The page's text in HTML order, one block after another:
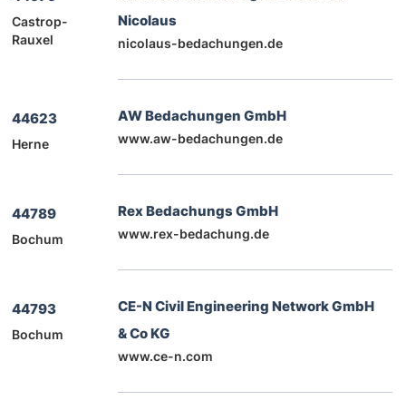
Castrop-
Rauxel
Nicolaus
nicolaus-bedachungen.de
44623
Herne
AW Bedachungen GmbH
www.aw-bedachungen.de
44789
Bochum
Rex Bedachungs GmbH
www.rex-bedachung.de
44793
Bochum
CE-N Civil Engineering Network GmbH
& Co KG
www.ce-n.com